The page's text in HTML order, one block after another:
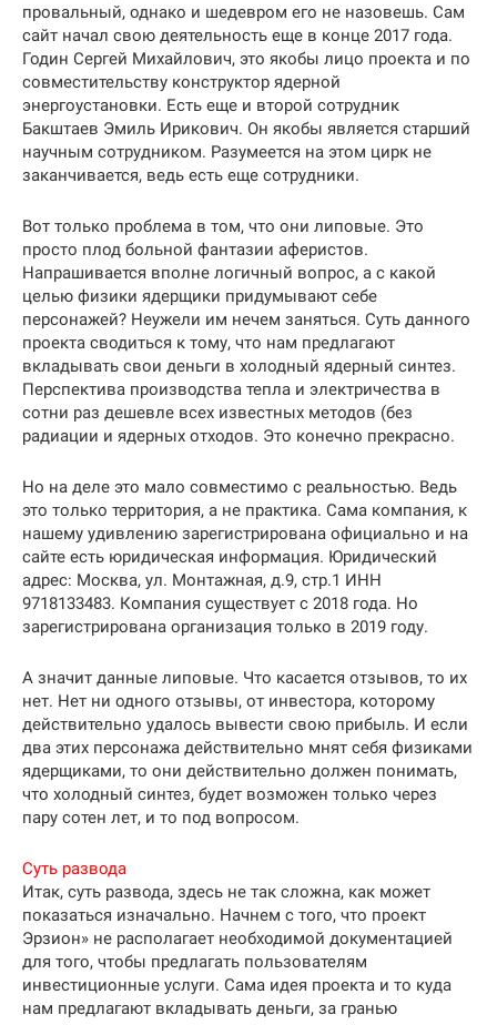
провальный, однако и шедевром его не назовешь. Сам
сайт начал свою деятельность еще в конце 2017 года.
Годин Сергей Михайлович, это якобы лицо проекта и по
совместительству конструктор ядерной
энергоустановки. Есть еще и второй сотрудник
Бакштаев Эмиль Ирикович. Он якобы является старший
научным сотрудником. Разумеется на этом цирк не
заканчивается, ведь есть еще сотрудники.
Вот только проблема в том, что они липовые. Это
просто плод больной фантазии аферистов.
Напрашивается вполне логичный вопрос, а с какой
целью физики ядерщики придумывают себе
персонажей? Неужели им нечем заняться. Суть данного
проекта сводиться к тому, что нам предлагают
вкладывать свои деньги в холодный ядерный синтез.
Перспектива производства тепла и электричества в
сотни раз дешевле всех известных методов (без
радиации и ядерных отходов. Это конечно прекрасно.
Но на деле это мало совместимо с реальностью. Ведь
это только территория, а не практика. Сама компания, к
нашему удивлению зарегистрирована официально и на
сайте есть юридическая информация. Юридический
адрес: Москва, ул. Монтажная, д.9, стр.1 ИНН
9718133483. Компания существует с 2018 года. Но
зарегистрирована организация только в 2019 году.
А значит данные липовые. Что касается отзывов, то их
нет. Нет ни одного отзывы, от инвестора, которому
действительно удалось вывести свою прибыль. И если
два этих персонажа действительно мнят себя физиками
ядерщиками, то они действительно должен понимать,
что холодный синтез, будет возможен только через
пару сотен лет, и то под вопросом.
Суть развода
Итак, суть развода, здесь не так сложна, как может
показаться изначально. Начнем с того, что проект
Эрзион» не располагает необходимой документацией
для того, чтобы предлагать пользователям
инвестиционные услуги. Сама идея проекта и то куда
нам предлагают вкладывать деньги, за гранью